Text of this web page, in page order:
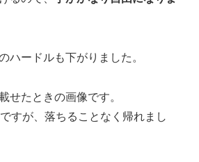
ハードルも下がりました。
せたときの画像です。
すが、落ちることなく帰れまし